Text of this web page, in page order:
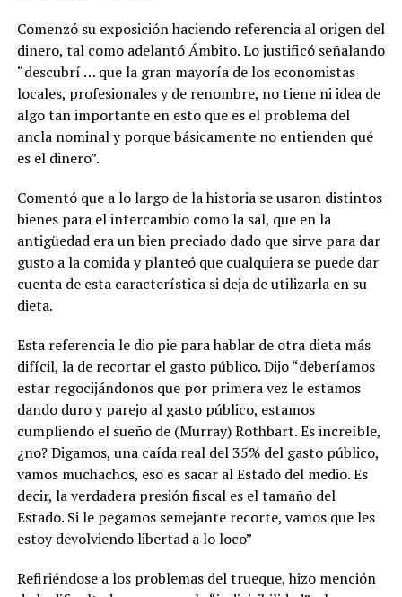
Comenzó su exposición haciendo referencia al origen del
dinero, tal como adelantó Ámbito. Lo justificó señalando
“descubrí … que la gran mayoría de los economistas
locales, profesionales y de renombre, no tiene ni idea de
algo tan importante en esto que es el problema del
ancla nominal y porque básicamente no entienden qué
es el dinero”.
Comentó que a lo largo de la historia se usaron distintos
bienes para el intercambio como la sal, que en la
antigüedad era un bien preciado dado que sirve para dar
gusto a la comida y planteó que cualquiera se puede dar
cuenta de esta característica si deja de utilizarla en su
dieta.
Esta referencia le dio pie para hablar de otra dieta más
difícil, la de recortar el gasto público. Dijo “deberíamos
estar regocijándonos que por primera vez le estamos
dando duro y parejo al gasto público, estamos
cumpliendo el sueño de (Murray) Rothbart. Es increíble,
¿no? Digamos, una caída real del 35% del gasto público,
vamos muchachos, eso es sacar al Estado del medio. Es
decir, la verdadera presión fiscal es el tamaño del
Estado. Si le pegamos semejante recorte, vamos que les
estoy devolviendo libertad a lo loco”
Refiriéndose a los problemas del trueque, hizo mención